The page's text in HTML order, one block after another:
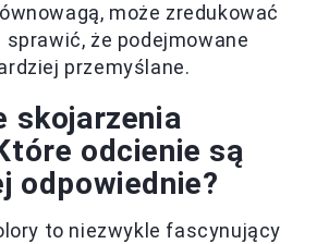
może zredukować
że podejmowane
przemyślane.
skojarzenia
odcienie są
odpowiednie?
to niezwykle fascynujący